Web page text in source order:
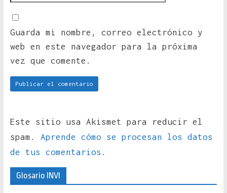
Guarda mi nombre, correo electrónico y
web en este navegador para la próxima
vez que comente.
Este sitio usa Akismet para reducir el
spam. Aprende cómo se procesan los datos
de tus comentarios.
Glosario INVI